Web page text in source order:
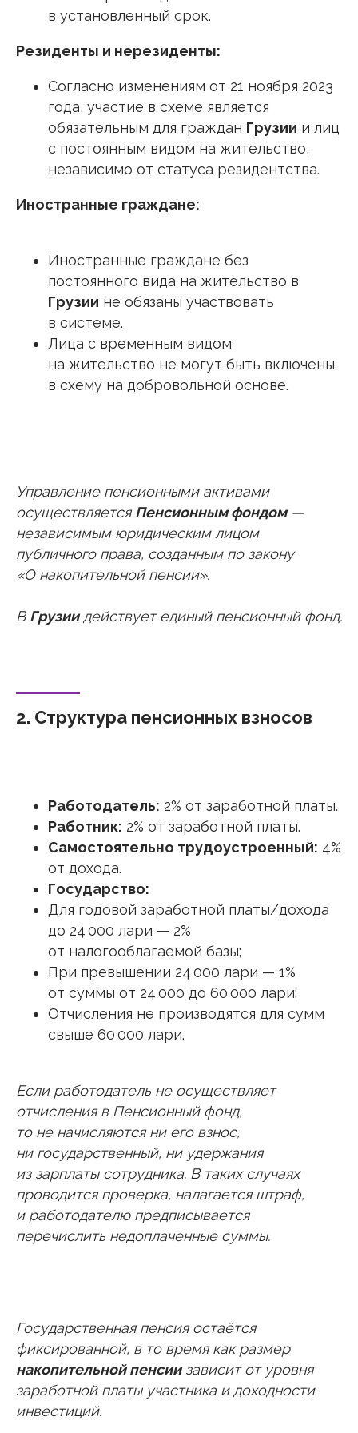
в установленный срок.
Резиденты и нерезиденты:
Согласно изменениям от 21 ноября 2023
года, участие в схеме является
обязательным для граждан Грузии и лиц
с постоянным видом на жительство,
независимо от статуса резидентства.
Иностранные граждане:
Иностранные граждане без
постоянного вида на жительство в
Грузии не обязаны участвовать
в системе.
Лица с временным видом
на жительство не могут быть включены
в схему на добровольной основе.
Управление пенсионными активами
осуществляется Пенсионным фондом—
независимым юридическим лицом
публичного права, созданным по закону
«О накопительной пенсии».
ВГрузиидействует единый пенсионный фонд.
2. Структура пенсионных взносов
Работодатель: 2% от заработной платы.
Работник: 2% от заработной платы.
Самостоятельно трудоустроенный: 4%
от дохода.
Государство:
Для годовой заработной платы/дохода
до 24 000 лари — 2%
от налогооблагаемой базы;
При превышении 24 000 лари — 1%
от суммы от 24 000 до 60 000 лари;
Отчисления не производятся для сумм
свыше 60 000 лари.
Если работодатель не осуществляет
отчисления в Пенсионный фонд,
то не начисляются ни его взнос,
ни государственный, ни удержания
из зарплаты сотрудника. В таких случаях
проводится проверка, налагается штраф,
и работодателю предписывается
перечислить недоплаченные суммы.
Государственная пенсия остаётся
фиксированной, в то время как размер
накопительной пенсиизависит от уровня
заработной платы участника и доходности
инвестиций.